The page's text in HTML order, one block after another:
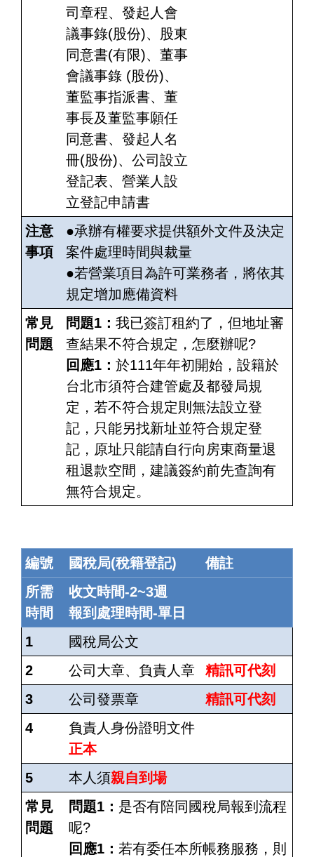
司章程、發起人會
議事錄(股份)、股東
同意書(有限)、董事
會議事錄 (股份)、
董監事指派書、董
事長及董監事願任
同意書、發起人名
冊(股份)、公司設立
登記表、營業人設
立登記申請書
注意
事項
●承辦有權要求提供額外文件及決定
案件處理時間與裁量
●若營業項目為許可業務者，將依其
規定增加應備資料
常見
問題
問題1： 我已簽訂租約了，但地址審
查結果不符合規定，怎麼辦呢?
回應1： 於111年年初開始，設籍於
台北市須符合建管處及都發局規
定，若不符合規定則無法設立登
記，只能另找新址並符合規定登
記，原址只能請自行向房東商量退
租退款空間，建議簽約前先查詢有
無符合規定。
編號 國稅局(稅籍登記)
備註
所需
時間
收文時間-2~3週
報到處理時間-單日
1
國稅局公文
2
公司大章、負責人章
精訊可代刻
3
公司發票章
精訊可代刻
4
負責人身份證明文件
正本
5
本人須親自到場
常見
問題
問題1： 是否有陪同國稅局報到流程
呢?
回應1： 若有委任本所帳務服務，則